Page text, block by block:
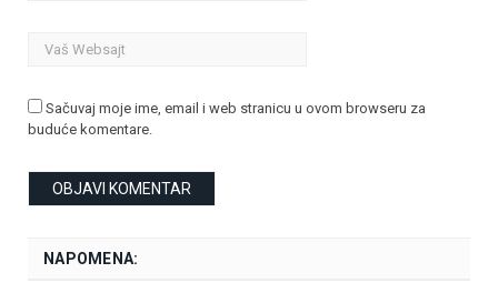
Sačuvaj moje ime, email i web stranicu u ovom browseru za
buduće komentare.
NAPOMENA: